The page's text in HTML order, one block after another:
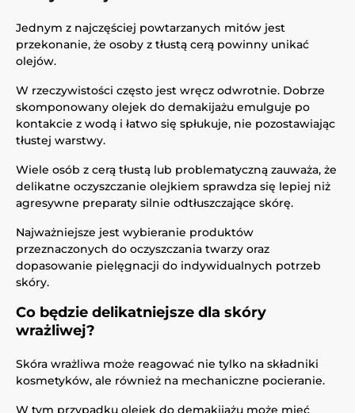
Jednym z najczęściej powtarzanych mitów jest
przekonanie, że osoby z tłustą cerą powinny unikać
olejów.
W rzeczywistości często jest wręcz odwrotnie. Dobrze
skomponowany olejek do demakijażu emulguje po
kontakcie z wodą i łatwo się spłukuje, nie pozostawiając
tłustej warstwy.
Wiele osób z cerą tłustą lub problematyczną zauważa, że
delikatne oczyszczanie olejkiem sprawdza się lepiej niż
agresywne preparaty silnie odtłuszczające skórę.
Najważniejsze jest wybieranie produktów
przeznaczonych do oczyszczania twarzy oraz
dopasowanie pielęgnacji do indywidualnych potrzeb
skóry.
Co będzie delikatniejsze dla skóry
wrażliwej?
Skóra wrażliwa może reagować nie tylko na składniki
kosmetyków, ale również na mechaniczne pocieranie.
W tym przypadku olejek do demakijażu może mieć